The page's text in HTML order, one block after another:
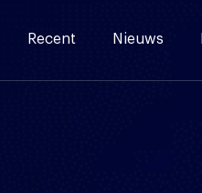
Recent Nieuws